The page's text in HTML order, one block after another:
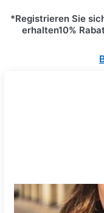
*Registrieren Sie
erhalten10%
MEHR ALS EIN
EDELSTEIN